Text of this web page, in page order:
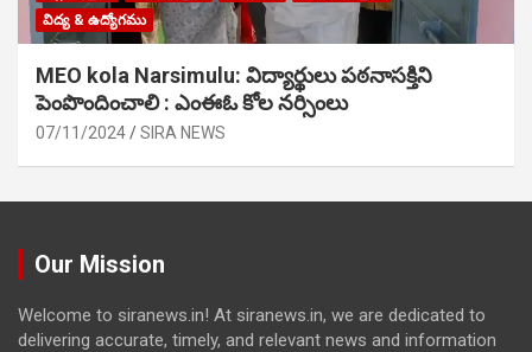
విద్య & ఉద్యోగము
MEO kola Narsimulu: విద్యార్థులు పఠ‌నాసక్తిని
పెంపొందించాలి : ఎంఈఓ కోల నర్సింలు
07/11/2024 SIRA NEWS
Our Mission
Welcome to siranews.in! At siranews.in, we are dedicated to
delivering accurate, timely, and relevant news and information